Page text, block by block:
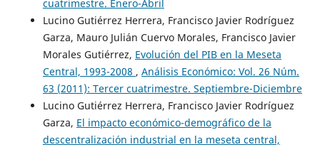
cuatrimestre. Enero-Abril
Lucino Gutiérrez Herrera, Francisco Javier Rodríguez
Garza, Mauro Julián Cuervo Morales, Francisco Javier
Morales Gutiérrez, Evolución del PIB en la Meseta
Central, 1993-2008 , Análisis Económico: Vol. 26 Núm.
63 (2011): Tercer cuatrimestre. Septiembre-Diciembre
Lucino Gutiérrez Herrera, Francisco Javier Rodríguez
Garza, El impacto económico-demográfico de la
descentralización industrial en la meseta central,